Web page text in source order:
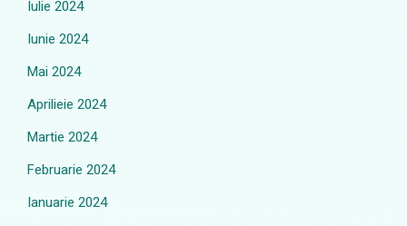
Iulie 2024
Iunie 2024
Mai 2024
Aprilieie 2024
Martie 2024
Februarie 2024
Ianuarie 2024